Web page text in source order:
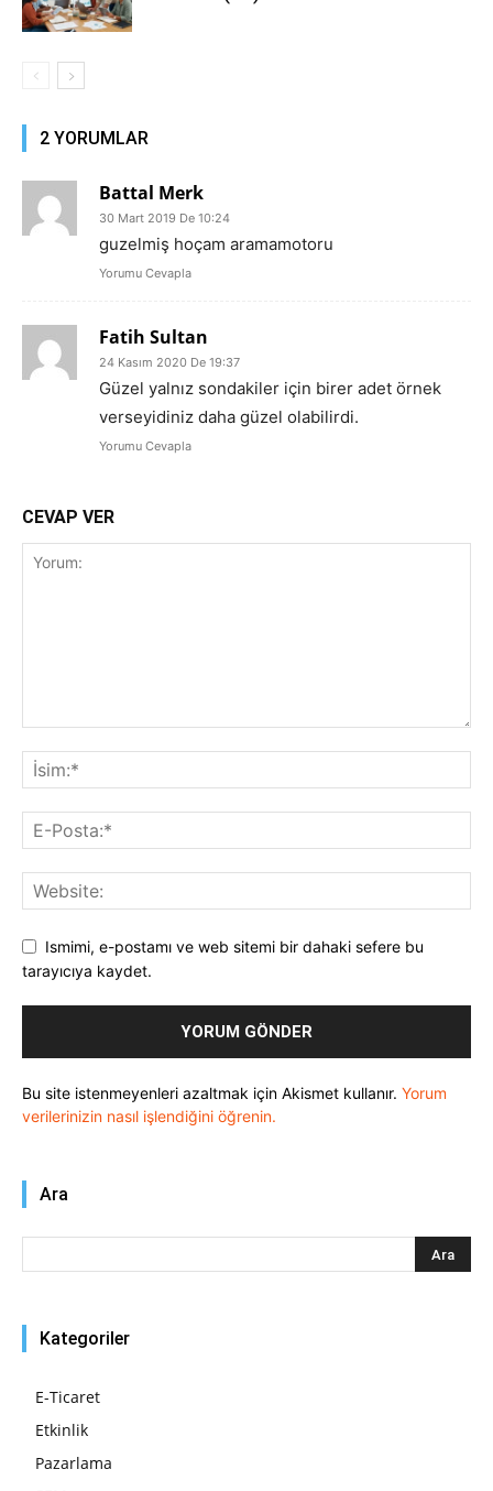
2 YORUMLAR
Battal Merk
30 Mart 2019 De 10:24
guzelmiş hoçam aramamotoru
Yorumu Cevapla
Fatih Sultan
24 Kasım 2020 De 19:37
Güzel yalnız sondakiler için birer adet örnek
verseyidiniz daha güzel olabilirdi.
Yorumu Cevapla
CEVAP VER
Ismimi, e-postamı ve web sitemi bir dahaki sefere bu
tarayıcıya kaydet.
Bu site istenmeyenleri azaltmak için Akismet kullanır. Yorum
verilerinizin nasıl işlendiğini öğrenin.
Ara
Kategoriler
E-Ticaret
Etkinlik
Pazarlama